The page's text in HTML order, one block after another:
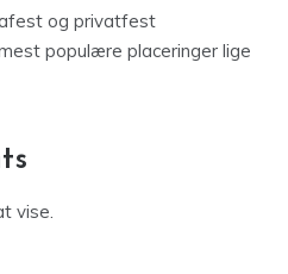
og privatfest
populære placeringer lige
vise.